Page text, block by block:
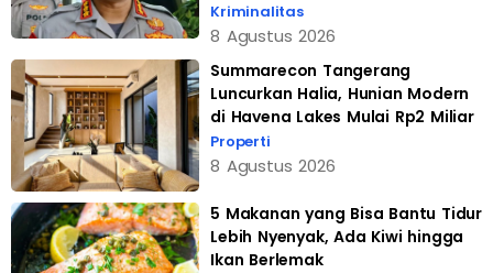
Kriminalitas
8 Agustus 2026
Summarecon Tangerang
Luncurkan Halia, Hunian Modern
di Havena Lakes Mulai Rp2 Miliar
Properti
8 Agustus 2026
5 Makanan yang Bisa Bantu Tidur
Lebih Nyenyak, Ada Kiwi hingga
Ikan Berlemak